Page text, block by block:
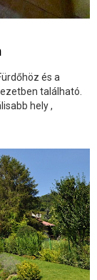
és a
található.
hely ,